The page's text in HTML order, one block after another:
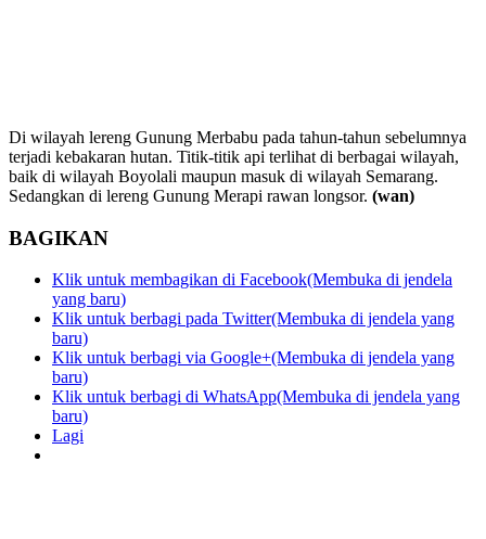
Di wilayah lereng Gunung Merbabu pada tahun-tahun sebelumnya
terjadi kebakaran hutan. Titik-titik api terlihat di berbagai wilayah,
baik di wilayah Boyolali maupun masuk di wilayah Semarang.
Sedangkan di lereng Gunung Merapi rawan longsor. (wan)
BAGIKAN
Klik untuk membagikan di Facebook(Membuka di jendela
yang baru)
Klik untuk berbagi pada Twitter(Membuka di jendela yang
baru)
Klik untuk berbagi via Google+(Membuka di jendela yang
baru)
Klik untuk berbagi di WhatsApp(Membuka di jendela yang
baru)
Lagi